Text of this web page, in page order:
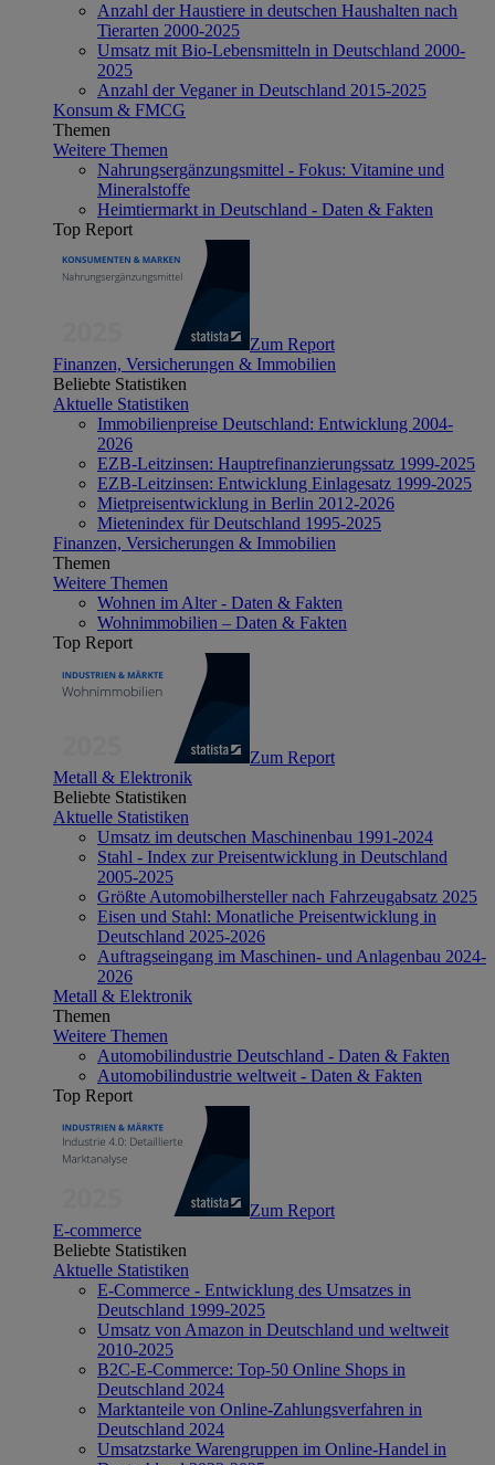
Anzahl der Haustiere in deutschen Haushalten nach
Tierarten 2000-2025
Umsatz mit Bio-Lebensmitteln in Deutschland 2000-
2025
Anzahl der Veganer in Deutschland 2015-2025
Konsum & FMCG
Themen
Weitere Themen
Nahrungsergänzungsmittel - Fokus: Vitamine und
Mineralstoffe
Heimtiermarkt in Deutschland - Daten & Fakten
Top Report
Zum Report
Finanzen, Versicherungen & Immobilien
Beliebte Statistiken
Aktuelle Statistiken
Immobilienpreise Deutschland: Entwicklung 2004-
2026
EZB-Leitzinsen: Hauptrefinanzierungssatz 1999-2025
EZB-Leitzinsen: Entwicklung Einlagesatz 1999-2025
Mietpreisentwicklung in Berlin 2012-2026
Mietenindex für Deutschland 1995-2025
Finanzen, Versicherungen & Immobilien
Themen
Weitere Themen
Wohnen im Alter - Daten & Fakten
Wohnimmobilien – Daten & Fakten
Top Report
Zum Report
Metall & Elektronik
Beliebte Statistiken
Aktuelle Statistiken
Umsatz im deutschen Maschinenbau 1991-2024
Stahl - Index zur Preisentwicklung in Deutschland
2005-2025
Größte Automobilhersteller nach Fahrzeugabsatz 2025
Eisen und Stahl: Monatliche Preisentwicklung in
Deutschland 2025-2026
Auftragseingang im Maschinen- und Anlagenbau 2024-
2026
Metall & Elektronik
Themen
Weitere Themen
Automobilindustrie Deutschland - Daten & Fakten
Automobilindustrie weltweit - Daten & Fakten
Top Report
Zum Report
E-commerce
Beliebte Statistiken
Aktuelle Statistiken
E-Commerce - Entwicklung des Umsatzes in
Deutschland 1999-2025
Umsatz von Amazon in Deutschland und weltweit
2010-2025
B2C-E-Commerce: Top-50 Online Shops in
Deutschland 2024
Marktanteile von Online-Zahlungsverfahren in
Deutschland 2024
Umsatzstarke Warengruppen im Online-Handel in